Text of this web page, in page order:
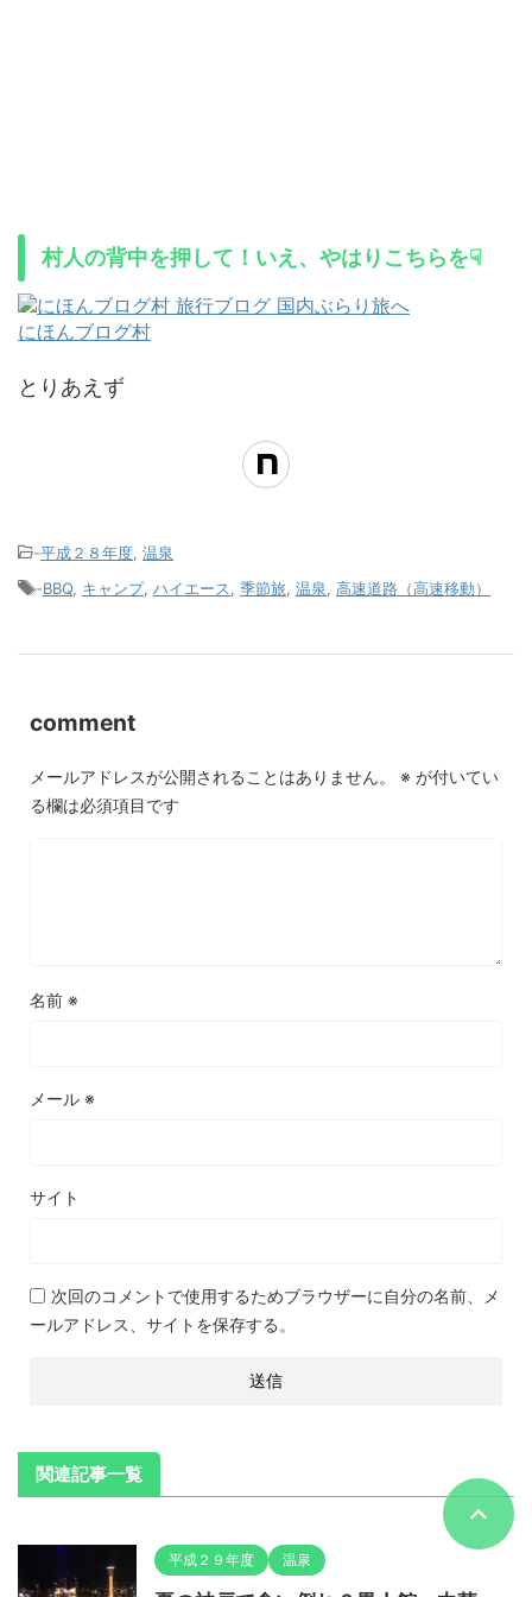
村人の背中を押して！いえ、やはりこちらを☟
にほんブログ村
とりあえず
-平成２８年度 温泉
-BBQ キャンプ, ハイエース 季節旅 温泉 高速道路（高速移動）
comment
メールアドレスが公開されることはありません。 ※ が付いてい
る欄は必須項目です
名前 ※
メール ※
サイト
次回のコメントで使用するためブラウザーに自分の名前、メ
ールアドレス、サイトを保存する。
関連記事一覧
平成２９年度 温泉